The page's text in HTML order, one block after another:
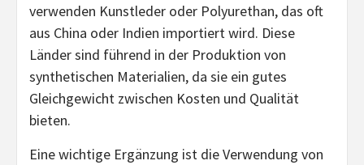
verwenden Kunstleder oder Polyurethan, das oft
aus China oder Indien importiert wird. Diese
Länder sind führend in der Produktion von
synthetischen Materialien, da sie ein gutes
Gleichgewicht zwischen Kosten und Qualität
bieten.
Eine wichtige Ergänzung ist die Verwendung von